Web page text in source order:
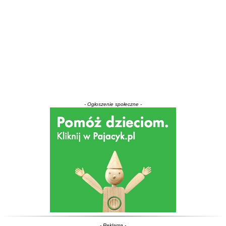
- Ogłoszenie społeczne -